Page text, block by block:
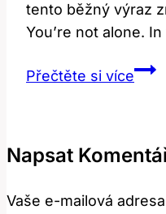
tento běžný výraz
You’re not alone.
Přečtěte si více
Napsat
Vaše e-mailová